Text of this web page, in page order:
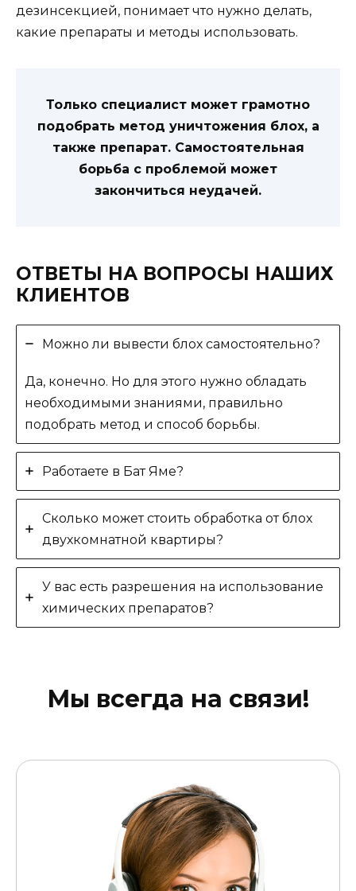
дезинсекцией, понимает что нужно делать,
какие препараты и методы использовать.
Только специалист может грамотно
подобрать метод уничтожения блох, а
также препарат. Самостоятельная
борьба с проблемой может
закончиться неудачей.
ОТВЕТЫ НА ВОПРОСЫ НАШИХ
КЛИЕНТОВ
Можно ли вывести блох самостоятельно?
Да, конечно. Но для этого нужно обладать
необходимыми знаниями, правильно
подобрать метод и способ борьбы.
Работаете в Бат Яме?
Сколько может стоить обработка от блох
двухкомнатной квартиры?
У вас есть разрешения на использование
химических препаратов?
Мы всегда на связи!